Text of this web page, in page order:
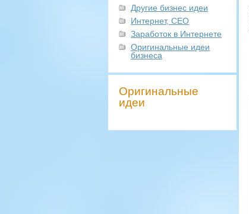
Другие бизнес идеи
Интернет, СЕО
Заработок в Интернете
Оригинальные идеи
бизнеса
Оригинальные
идеи